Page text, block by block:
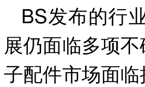
BS发布的行
展仍面临多项
子配件市场面